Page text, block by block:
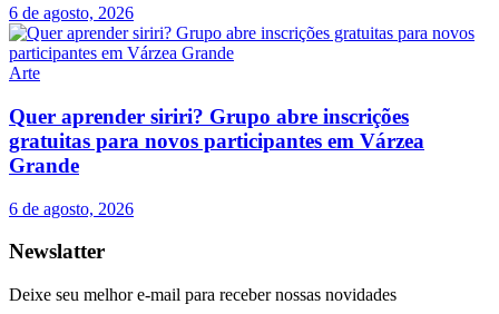
6 de agosto, 2026
Arte
Quer aprender siriri? Grupo abre inscrições
gratuitas para novos participantes em Várzea
Grande
6 de agosto, 2026
Newslatter
Deixe seu melhor e-mail para receber nossas novidades